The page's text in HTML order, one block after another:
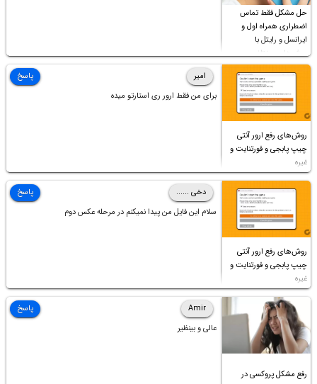
حل مشکل فقط تماس
اضطراری همراه اول و
ایرانسل و رایتل با
روش‌های مختلف
روش‌های رفع ارور آنتی
چیپ پابجی و فورتنایت و
غیره
امیر
برای من فقط ارور ری استارتو میده
پاسخ
روش‌های رفع ارور آنتی
چیپ پابجی و فورتنایت و
غیره
دخی ......
سلام این فایل من پیدا نمیکنم در مرحله عکس دوم
پاسخ
رفع مشکل پروکسی در
Amir
عالی و بینظیر
پاسخ